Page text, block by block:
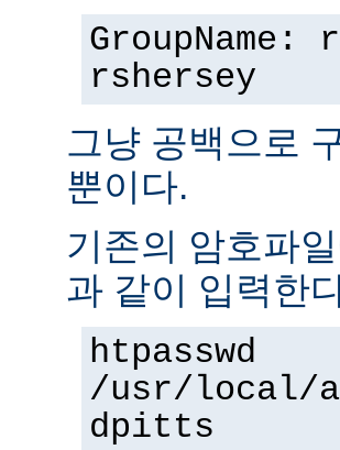
rshersey
그냥 공백으로
뿐이다.
기존의 암호파
과 같이 입력한
htpasswd
/usr/local/
dpitts